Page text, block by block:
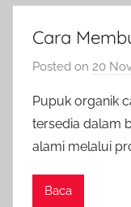
Cara
Posted on 20
Pupuk organik
tersedia dalam
alami melalui
Baca